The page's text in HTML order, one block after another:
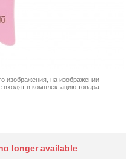
изображения, на изображении
в комплектацию товара.
longer available